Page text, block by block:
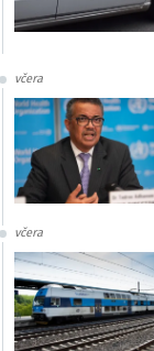
včera
včera